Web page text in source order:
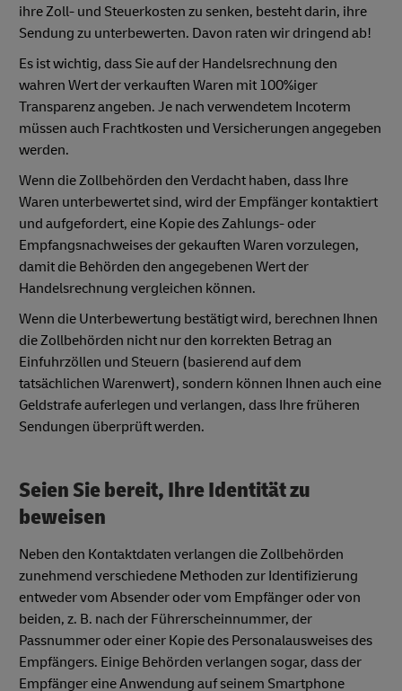
ihre Zoll- und Steuerkosten zu senken, besteht darin, ihre
Sendung zu unterbewerten. Davon raten wir dringend ab!
Es ist wichtig, dass Sie auf der Handelsrechnung den
wahren Wert der verkauften Waren mit 100%iger
Transparenz angeben. Je nach verwendetem Incoterm
müssen auch Frachtkosten und Versicherungen angegeben
werden.
Wenn die Zollbehörden den Verdacht haben, dass Ihre
Waren unterbewertet sind, wird der Empfänger kontaktiert
und aufgefordert, eine Kopie des Zahlungs- oder
Empfangsnachweises der gekauften Waren vorzulegen,
damit die Behörden den angegebenen Wert der
Handelsrechnung vergleichen können.
Wenn die Unterbewertung bestätigt wird, berechnen Ihnen
die Zollbehörden nicht nur den korrekten Betrag an
Einfuhrzöllen und Steuern (basierend auf dem
tatsächlichen Warenwert), sondern können Ihnen auch eine
Geldstrafe auferlegen und verlangen, dass Ihre früheren
Sendungen überprüft werden.
Seien Sie bereit, Ihre Identität zu
beweisen
Neben den Kontaktdaten verlangen die Zollbehörden
zunehmend verschiedene Methoden zur Identifizierung
entweder vom Absender oder vom Empfänger oder von
beiden, z. B. nach der Führerscheinnummer, der
Passnummer oder einer Kopie des Personalausweises des
Empfängers. Einige Behörden verlangen sogar, dass der
Empfänger eine Anwendung auf seinem Smartphone